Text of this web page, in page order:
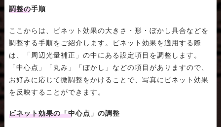
調整の手順
ここからは、ビネット効果の大きさ・形・ぼかし具合などを
調整する手順をご紹介します。ビネット効果を適用する際
は、「周辺光量補正」の中にある設定項目を調整します。
「中心点」「丸み」「ぼかし」などの項目がありますので、
お好みに応じて微調整をかけることで、写真にビネット効果
を反映することができます。
ビネット効果の「中心点」の調整